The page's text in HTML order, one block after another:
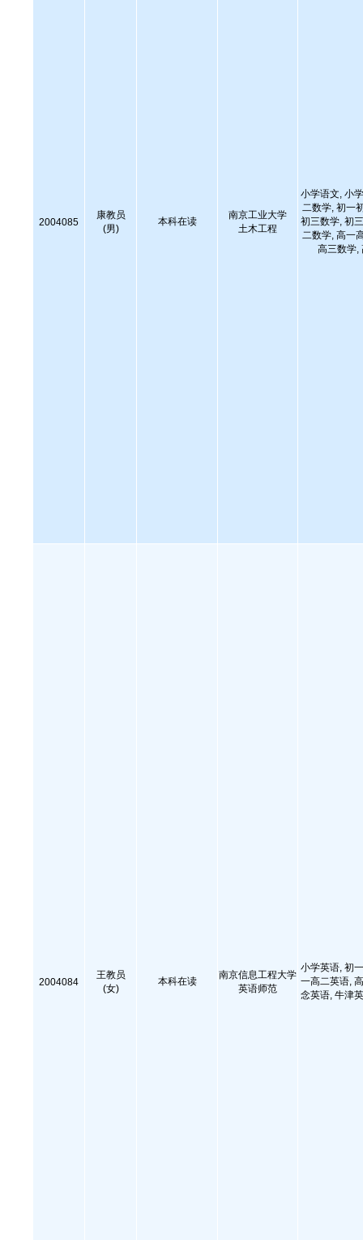
2004085
康教员
(男)
本科在读
南京工业大学
土木工程
小学语文, 小
二数学, 初一
初三数学, 初
二数学, 高一
高三数学,
2004084
王教员
(女)
本科在读
南京信息工程大学
英语师范
小学英语, 初
一高二英语,
念英语, 牛津